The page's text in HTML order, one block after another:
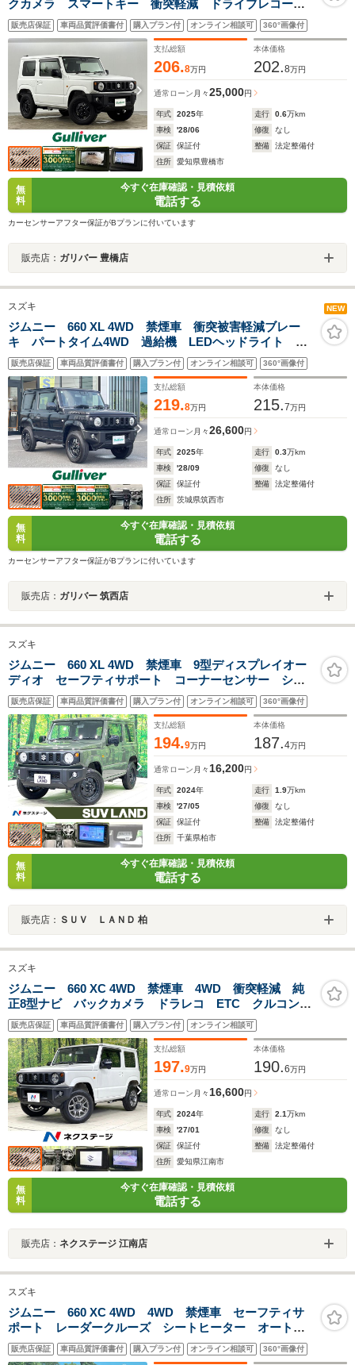
クカメラ スマートキー 衝突軽減 ドライブレコーダ
ー ETC 背面タイヤシートヒーター オートエアコ
ン 純正フロアマット
販売店保証 車両品質評価書付 購入プラン付 オンライン相談可 360°画像付
支払総額
206.8万円
本体価格
202.8万円
通常ローン 月々25,000円
年式 2025年 走行 0.6万km
車検
'28/06 修復
なし
保証
保証付 整備
法定整備付
住所
愛知県豊橋市
無
料
今すぐ在庫確認・見積依頼
電話する
カーセンサーアフター保証がBプランに付いています
販売店： ガリバー 豊橋店
スズキ NEW
ジムニー 660 XL 4WD 禁煙車 衝突被害軽減ブレー
キ パートタイム4WD 過給機 LEDヘッドライト オ
ートライト フォグライト シートヒーター運転席助手
席 アイドリングストップ 純正アルミホイール16イン
チ スマートキー
販売店保証 車両品質評価書付 購入プラン付 オンライン相談可 360°画像付
支払総額
219.8万円
本体価格
215.7万円
通常ローン 月々26,600円
年式 2025年 走行 0.3万km
車検
'28/09 修復
なし
保証
保証付 整備
法定整備付
住所
茨城県筑西市
無
料
今すぐ在庫確認・見積依頼
電話する
カーセンサーアフター保証がBプランに付いています
販売店： ガリバー 筑西店
スズキ
ジムニー 660 XL 4WD 禁煙車 9型ディスプレイオー
ディオ セーフティサポート コーナーセンサー シー
トヒーター スマートキー ビルトインETC 純正16イ
ンチアルミ オートハイビーム ダウンヒルアシスト
オートエアコン
販売店保証 車両品質評価書付 購入プラン付 オンライン相談可 360°画像付
支払総額
194.9万円
本体価格
187.4万円
通常ローン 月々16,200円
年式 2024年 走行 1.9万km
車検
'27/05 修復
なし
保証
保証付 整備
法定整備付
住所
千葉県柏市
無
料
今すぐ在庫確認・見積依頼
電話する
販売店： ＳＵＶ ＬＡＮＤ 柏
スズキ
ジムニー 660 XC 4WD 禁煙車 4WD 衝突軽減 純
正8型ナビ バックカメラ ドラレコ ETC クルコン
シートヒーター 車線逸脱警報 LEDヘッド オートラ
イト オートエアコン ヘッドライトウォッシャー ス
マートキー
販売店保証 車両品質評価書付 購入プラン付 オンライン相談可
支払総額
197.9万円
本体価格
190.6万円
通常ローン 月々 16,600円
年式 2024年 走行 2.1万km
車検
'27/01 修復
なし
保証
保証付 整備
法定整備付
住所
愛知県江南市
無
料
今すぐ在庫確認・見積依頼
電話する
販売店： ネクステージ 江南店
スズキ
ジムニー 660 XC 4WD 4WD 禁煙車 セーフティサ
ポート レーダークルーズ シートヒーター オートエ
アコン LEDヘッドライト オートライト スマートキ
ー 純正16インチアルミホイール
販売店保証 車両品質評価書付 購入プラン付 オンライン相談可 360°画像付